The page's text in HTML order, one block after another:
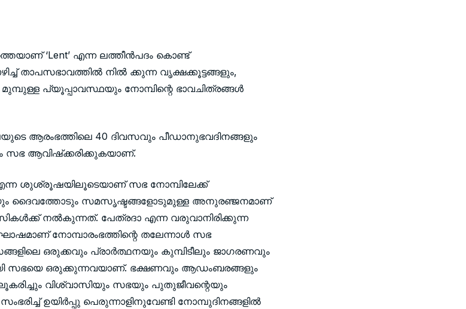
‘Lent’ എന്ന ലത്തീന്‍പദം കൊണ്ട്
താപസഭാവത്തില്‍ നില്‍ ക്കുന്ന വൃക്ഷക്കൂട്ടങ്ങളും,
പ്യൂപ്പാവസ്ഥയും നോമ്പിന്റെ ഭാവചിത്രങ്ങള്‍
ആരംഭത്തിലെ 40 ദിവസവും പീഡാനുഭവദിനങ്ങളും
സഭ ആവിഷ്‌ക്കരിക്കുകയാണ്.
ശുശ്രൂഷയിലൂടെയാണ് സഭ നോമ്പിലേക്ക്
ദൈവത്തോടും സമസൃഷ്ടങ്ങളോടുമുള്ള അനുരഞ്ജനമാണ്
നല്‍കുന്നത്. പേത്രദാ എന്ന വരുവാനിരിക്കുന്ന
നോമ്പാരംഭത്തിന്റെ തലേന്നാള്‍ സഭ
ഒരുക്കവും പ്രാര്‍ത്ഥനയും കുമ്പിടീലും ജാഗരണവും
സഭയെ ഒരുക്കുന്നവയാണ്. ഭക്ഷണവും ആഡംബരങ്ങളും
വിശ്വാസിയും സഭയും പുതുജീവന്റെയും
ഉയിര്‍പ്പു പെരുന്നാളിനുവേണ്ടി നോമ്പുദിനങ്ങളില്‍